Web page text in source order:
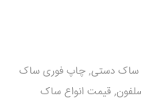
دستی, چاپ فوری ساک
, قیمت انواع ساک